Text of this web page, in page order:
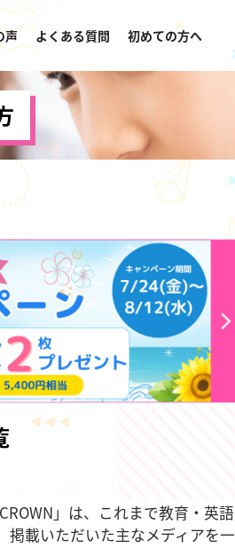
声 よくある質問 初めての方へ
」は、これまで教育・英語
掲載いただいた主なメディアを一